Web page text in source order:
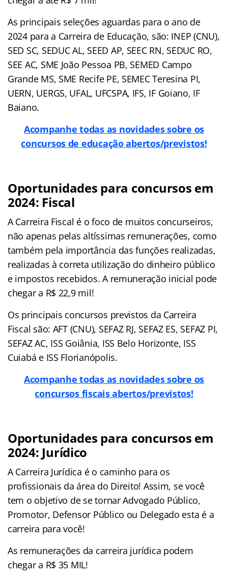
As principais seleções aguardas para o ano de
2024 para a Carreira de Educação, são: INEP (CNU),
SED SC, SEDUC AL, SEED AP, SEEC RN, SEDUC RO,
SEE AC, SME João Pessoa PB, SEMED Campo
Grande MS, SME Recife PE, SEMEC Teresina PI,
UERN, UERGS, UFAL, UFCSPA, IFS, IF Goiano, IF
Baiano.
Acompanhe todas as novidades sobre os
concursos de educação abertos/previstos!
Oportunidades para concursos em
2024: Fiscal
A Carreira Fiscal é o foco de muitos concurseiros,
não apenas pelas altíssimas remunerações, como
também pela importância das funções realizadas,
realizadas à correta utilização do dinheiro público
e impostos recebidos. A remuneração inicial pode
chegar a R$ 22,9 mil!
Os principais concursos previstos da Carreira
Fiscal são: AFT (CNU), SEFAZ RJ, SEFAZ ES, SEFAZ PI,
SEFAZ AC, ISS Goiânia, ISS Belo Horizonte, ISS
Cuiabá e ISS Florianópolis.
Acompanhe todas as novidades sobre os
concursos fiscais abertos/previstos!
Oportunidades para concursos em
2024: Jurídico
A Carreira Jurídica é o caminho para os
profissionais da área do Direito! Assim, se você
tem o objetivo de se tornar Advogado Público,
Promotor, Defensor Público ou Delegado esta é a
carreira para você!
As remunerações da carreira jurídica podem
chegar a R$ 35 MIL!